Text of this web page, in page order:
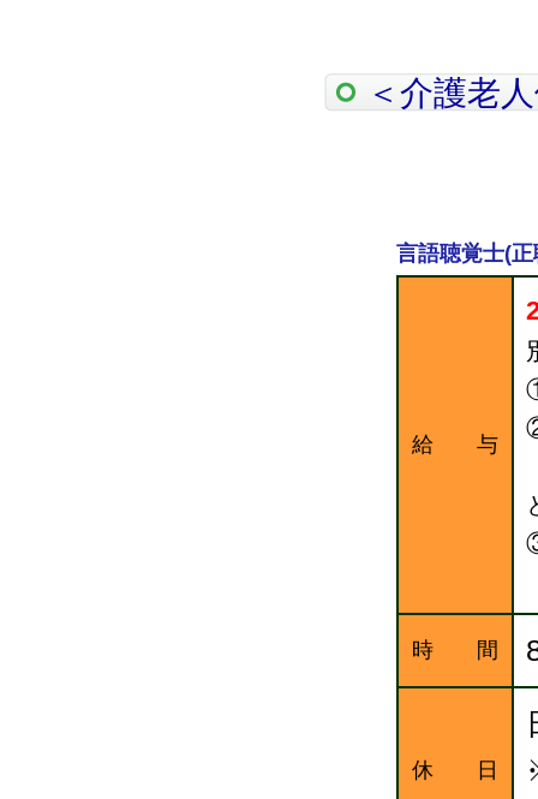
＜介護老
言語聴覚士(
給 与
時 間
休 日